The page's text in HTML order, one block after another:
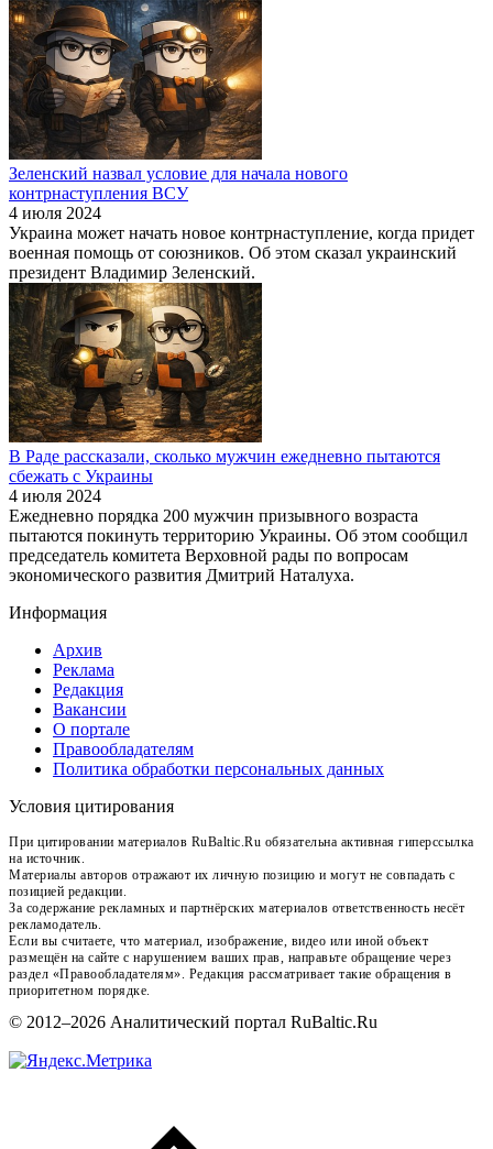
Зеленский назвал условие для начала нового
контрнаступления ВСУ
4 июля 2024
Украина может начать новое контрнаступление, когда придет
военная помощь от союзников. Об этом сказал украинский
президент Владимир Зеленский.
В Раде рассказали, сколько мужчин ежедневно пытаются
сбежать с Украины
4 июля 2024
Ежедневно порядка 200 мужчин призывного возраста
пытаются покинуть территорию Украины. Об этом сообщил
председатель комитета Верховной рады по вопросам
экономического развития Дмитрий Наталуха.
Информация
Архив
Реклама
Редакция
Вакансии
О портале
Правообладателям
Политика обработки персональных данных
Условия цитирования
При цитировании материалов RuBaltic.Ru обязательна активная гиперссылка
на источник.
Материалы авторов отражают их личную позицию и могут не совпадать с
позицией редакции.
За содержание рекламных и партнёрских материалов ответственность несёт
рекламодатель.
Если вы считаете, что материал, изображение, видео или иной объект
размещён на сайте с нарушением ваших прав, направьте обращение через
раздел «Правообладателям». Редакция рассматривает такие обращения в
приоритетном порядке.
© 2012–2026 Аналитический портал RuBaltic.Ru